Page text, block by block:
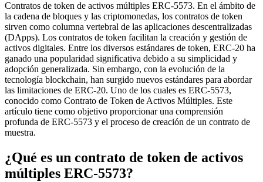
Contratos de token de activos múltiples ERC-5573. En el ámbito de
la cadena de bloques y las criptomonedas, los contratos de token
sirven como columna vertebral de las aplicaciones descentralizadas
(DApps). Los contratos de token facilitan la creación y gestión de
activos digitales. Entre los diversos estándares de token, ERC-20 ha
ganado una popularidad significativa debido a su simplicidad y
adopción generalizada. Sin embargo, con la evolución de la
tecnología blockchain, han surgido nuevos estándares para abordar
las limitaciones de ERC-20. Uno de los cuales es ERC-5573,
conocido como Contrato de Token de Activos Múltiples. Este
artículo tiene como objetivo proporcionar una comprensión
profunda de ERC-5573 y el proceso de creación de un contrato de
muestra.
¿Qué es un contrato de token de activos
múltiples ERC-5573?